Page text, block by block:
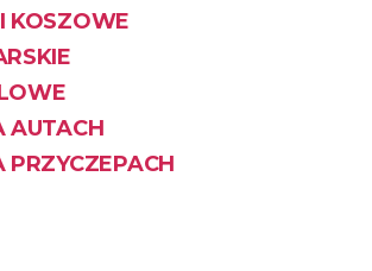
KOSZOWE
AUTACH
PRZYCZEPACH